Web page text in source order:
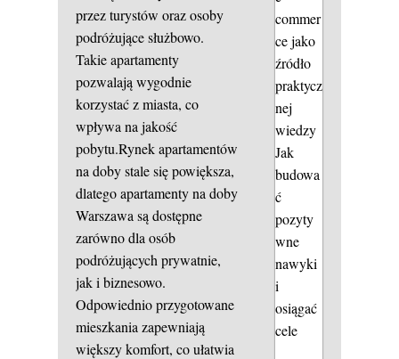
przez turystów oraz osoby
podróżujące służbowo.
Takie apartamenty
pozwalają wygodnie
korzystać z miasta, co
wpływa na jakość
pobytu.Rynek apartamentów
na doby stale się powiększa,
dlatego apartamenty na doby
Warszawa są dostępne
zarówno dla osób
podróżujących prywatnie,
jak i biznesowo.
Odpowiednio przygotowane
mieszkania zapewniają
większy komfort, co ułatwia
commer
ce jako
źródło
praktycz
nej
wiedzy
Jak
budowa
ć
pozyty
wne
nawyki
i
osiągać
cele